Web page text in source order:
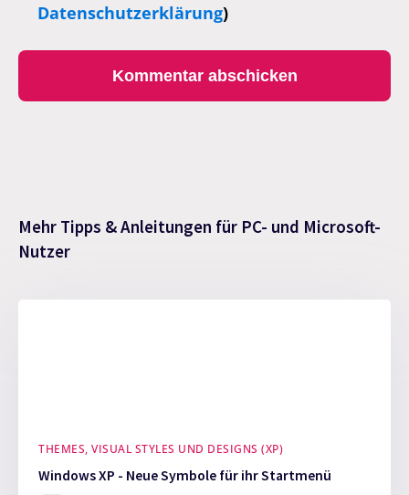
Datenschutzerklärung)
Mehr Tipps & Anleitungen für PC- und Microsoft-
Nutzer
THEMES, VISUAL STYLES UND DESIGNS (XP)
Windows XP - Neue Symbole für ihr Startmenü